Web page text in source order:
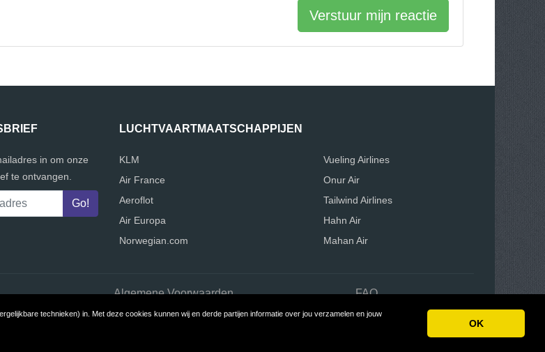
technieken) in. Met deze cookies kunnen wij en derde partijen informatie over jou verzamelen en jouw
OK
Verstuur mijn reactie
in om onze
te ontvangen.
LUCHTVAARTMAATSCHAPPIJEN
KLM
Air France
Aeroflot
Air Europa
Norwegian.com
Vueling Airlines
Onur Air
Tailwind Airlines
Hahn Air
Mahan Air
Algemene Voorwaarden FAQ
Build review sites with ReviewTycoon